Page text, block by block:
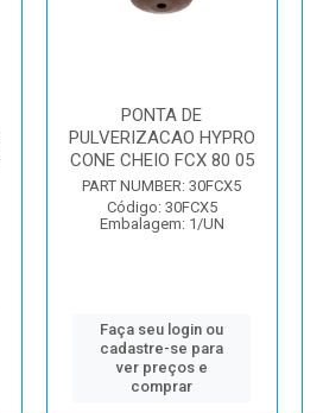
PONTA DE
PULVERIZACAO HYPRO
CONE CHEIO FCX 80 05
PART NUMBER: 30FCX5
Código: 30FCX5
Embalagem: 1/UN
Faça seu login ou
cadastre-se para
ver preços e
comprar